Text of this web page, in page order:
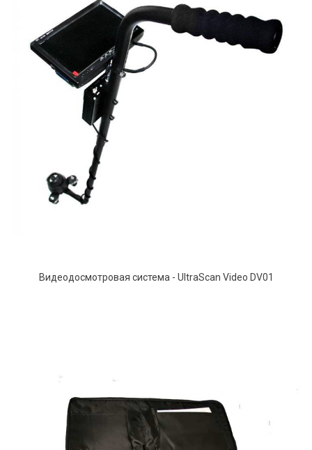
Видеодосмотровая система - UltraScan Video DV01